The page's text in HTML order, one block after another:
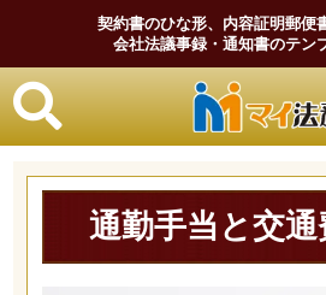
契約書のひな形、内容証明郵便
会社法議事録・通知書のテン
通勤手当と交